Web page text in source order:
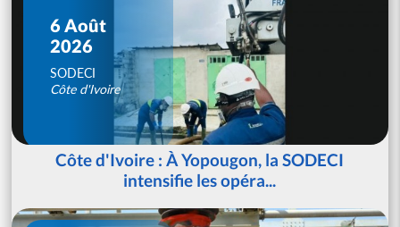
6 Août
2026
SODECI
Côte d'Ivoire
Côte d'Ivoire : À Yopougon, la SODECI
intensifie les opéra...